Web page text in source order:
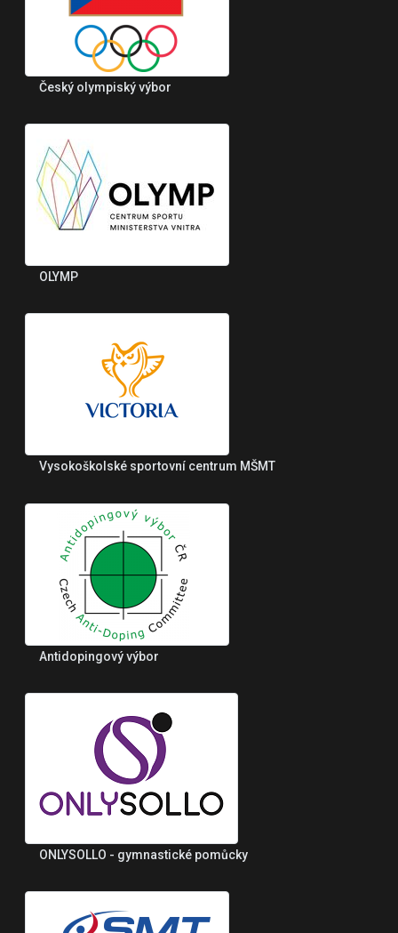
Český olympiský výbor
OLYMP
Vysokoškolské sportovní centrum MŠMT
Antidopingový výbor
ONLYSOLLO - gymnastické pomůcky